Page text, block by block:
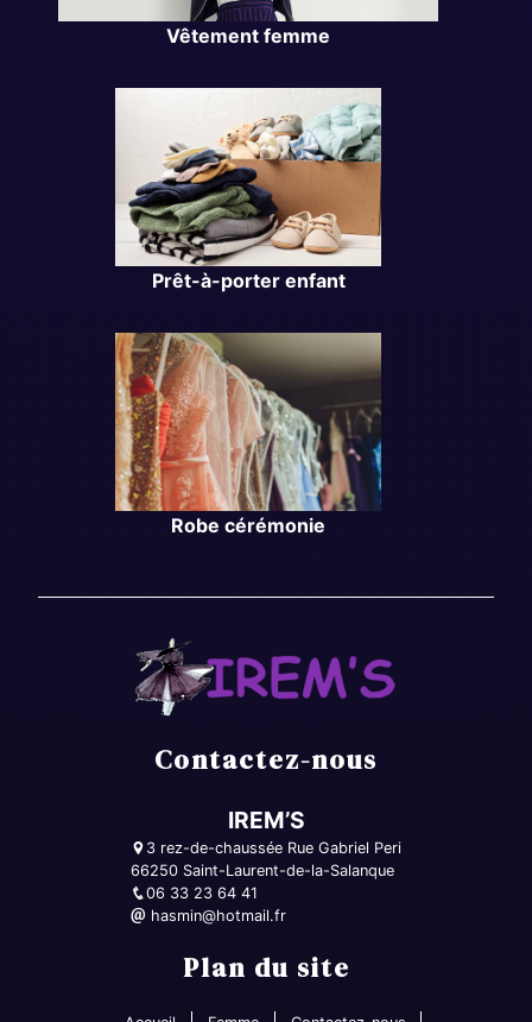
Vêtement femme
Prêt-à-porter enfant
Robe cérémonie
Contactez-nous
IREM’S
3 rez-de-chaussée Rue Gabriel Peri
66250 Saint-Laurent-de-la-Salanque
06 33 23 64 41
hasmin@hotmail.fr
Plan du site